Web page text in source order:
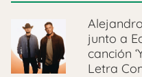
junto a
canción
Letra